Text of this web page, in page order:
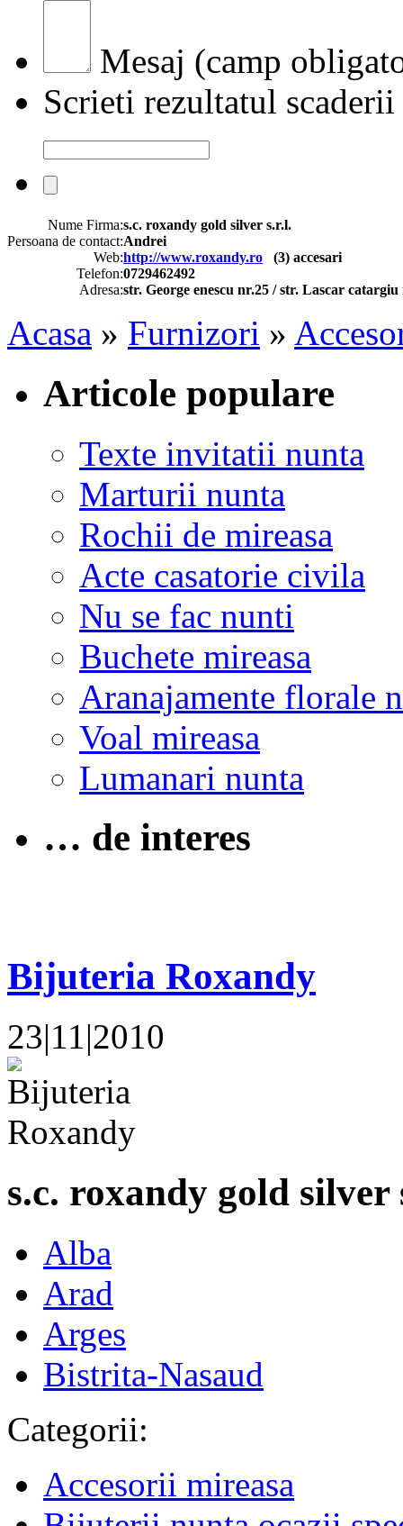
Mesaj (camp
Scrieti rezultatul scaderii
Nume Firma:s.c. roxandy gold silver s.r.l.
Persoana de contact:Andrei
Web:http://www.roxandy.ro (3) accesari
Telefon:0729462492
Adresa:str. George enescu nr.25 / str. Lascar catargiu
Acasa » Furnizori »
Articole populare
Texte invitatii nunta
Marturii nunta
Rochii de mireasa
Acte casatorie civila
Nu se fac nunti
Buchete mireasa
Aranajamente florale
Voal mireasa
Lumanari nunta
… de interes
Bijuteria Roxandy
23|11|2010
s.c. roxandy gold silver
Alba
Arad
Arges
Bistrita-Nasaud
Categorii:
Accesorii mireasa